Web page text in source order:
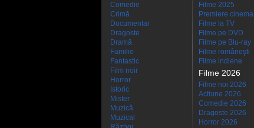
Comedie
Crimă
Documentar
Dragoste
Dramă
Familie
Fantastic
Film noir
Horror
Istoric
Mister
Muzică
Muzical
Filme 2025
Premiere cinema
Filme la TV
Filme pe DVD
Filme pe Blu-ray
Filme româneşti
Filme indiene
Filme 2026
Filme noi 2026
Actiune 2026
Comedie 2026
Dragoste 2026
Horror 2026